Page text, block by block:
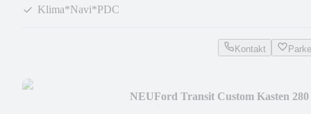
Klima*Navi*PDC
Kontakt
NEUFord Transit Custom Kasten 280